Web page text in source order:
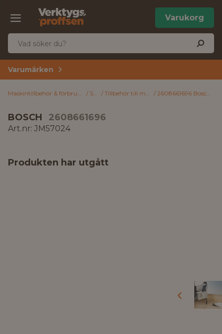
Varukorg
Varumärken
Maskintillbehör & förbrukning Såga Tillbehör till multiverktyg 2608661696 Bosch Sågbladssats golv
BOSCH 2608661696
Art.nr: JM57024
Produkten har utgått